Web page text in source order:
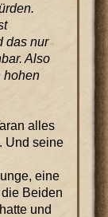
das nur
Also
hohen
alles
Und seine
eine
Beiden
und